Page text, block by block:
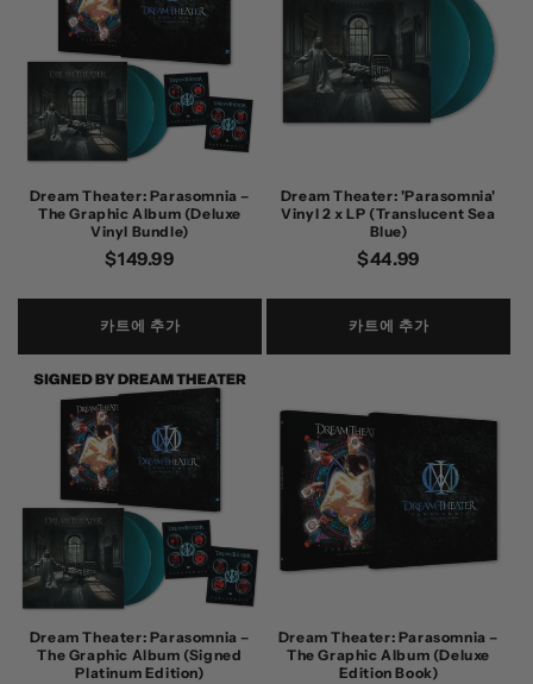
Dream Theater: Parasomnia –
The Graphic Album (Deluxe
Vinyl Bundle)
정
$149.99
카트에 추가
Dream Theater: 'Parasomnia'
Vinyl 2 x LP (Translucent Sea
Blue)
정
$44.99
카트에 추가
Dream Theater: Parasomnia –
The Graphic Album (Signed
Platinum Edition)
Dream Theater: Parasomnia –
The Graphic Album (Deluxe
Edition Book)